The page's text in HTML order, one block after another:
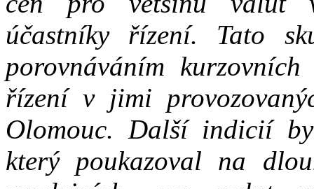
účastníky řízení. Tato
porovnáváním
řízení v jimi
Olomouc. Další indicií
který poukazoval na